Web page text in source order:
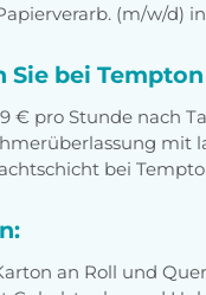
(m/w/d)
Sie bei Tempton
€ pro Stunde nach
mit
bei
an Roll und